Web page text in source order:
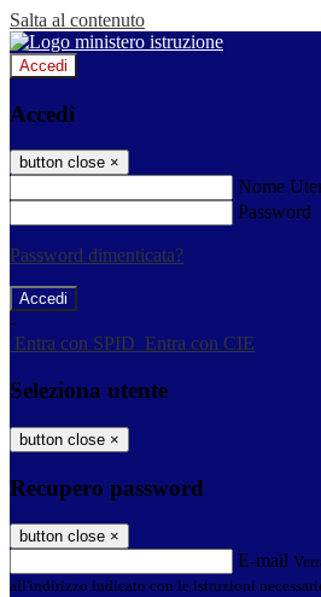
Salta al contenuto
Accedi
Accedi
button close ×
Nome
Password
Password dimenticata?
-
Entra con SPID Entra con CIE
Seleziona utente
button close ×
Recupero password
button close ×
E-mail
all'indirizzo indicato con le istruzioni